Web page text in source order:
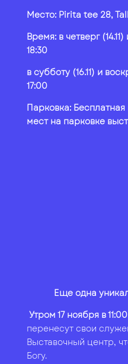
Место: Pirita tee 28,
Время: в четверг
18:30
в субботу (16.11) и
17:00
Парковка:
мест на парковке
Еще одна
Утром 17 ноября в 11:00
перенесут свои
Выставочный центр,
Богу.